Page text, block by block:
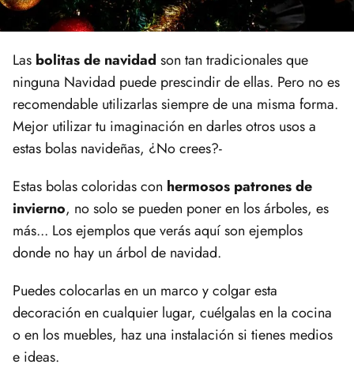
Las bolitas de navidad son tan tradicionales que
ninguna Navidad puede prescindir de ellas. Pero no es
recomendable utilizarlas siempre de una misma forma.
Mejor utilizar tu imaginación en darles otros usos a
estas bolas navideñas, ¿No crees?-
Estas bolas coloridas con hermosos patrones de
invierno, no solo se pueden poner en los árboles, es
más... Los ejemplos que verás aquí son ejemplos
donde no hay un árbol de navidad.
Puedes colocarlas en un marco y colgar esta
decoración en cualquier lugar, cuélgalas en la cocina
o en los muebles, haz una instalación si tienes medios
e ideas.